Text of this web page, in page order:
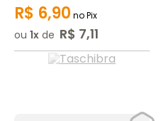
R$ 6,90 no Pix
ou 1 de R$ 7,11